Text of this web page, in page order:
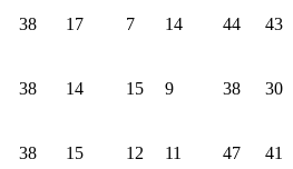
38 17 7 14 44 43
38 14 15 9 38 30
38 15 12 11 47 41